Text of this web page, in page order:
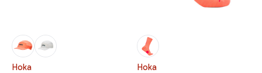
Hoka Hoka